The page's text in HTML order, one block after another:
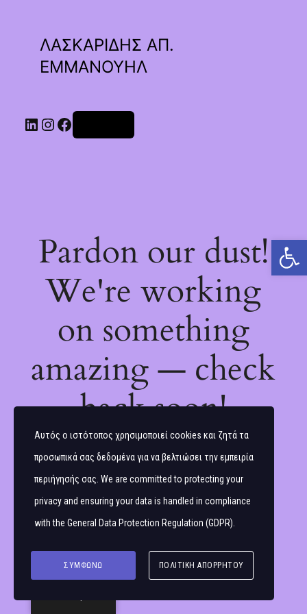
Ανοίξτε τη γραμμή εργαλείων
ΛΑΣΚΑΡΙΔΗΣ ΑΠ.
ΕΜΜΑΝΟΥΗΛ
Linkedin
Instagram
Facebook
Pardon our dust!
We're working
on something
amazing — check
back soon!
Αυτός ο ιστότοπος χρησιμοποιεί cookies και ζητά τα
προσωπικά σας δεδομένα για να βελτιώσει την εμπειρία
περιήγησής σας. We are committed to protecting your
privacy and ensuring your data is handled in compliance
with the General Data Protection Regulation (GDPR)
ΣΥΜΦΩΝΏ ΠΟΛΙΤΙΚΉ ΑΠΟΡΡΉΤΟΥ